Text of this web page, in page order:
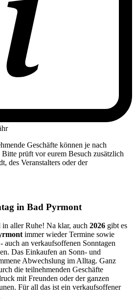
Geschäfte können je nach
prüft vor eurem Besuch zusätzlich
des Veranstalters oder der
in Bad Pyrmont
in aller Ruhe! Na klar, auch 2026 gibt es
immer wieder Termine sowie
an verkaufsoffenen Sonntagen
Das Einkaufen an Sonn- und
Abwechslung im Alltag. Ganz
die teilnehmenden Geschäfte
mit Freunden oder der ganzen
Für all das ist ein verkaufsoffener